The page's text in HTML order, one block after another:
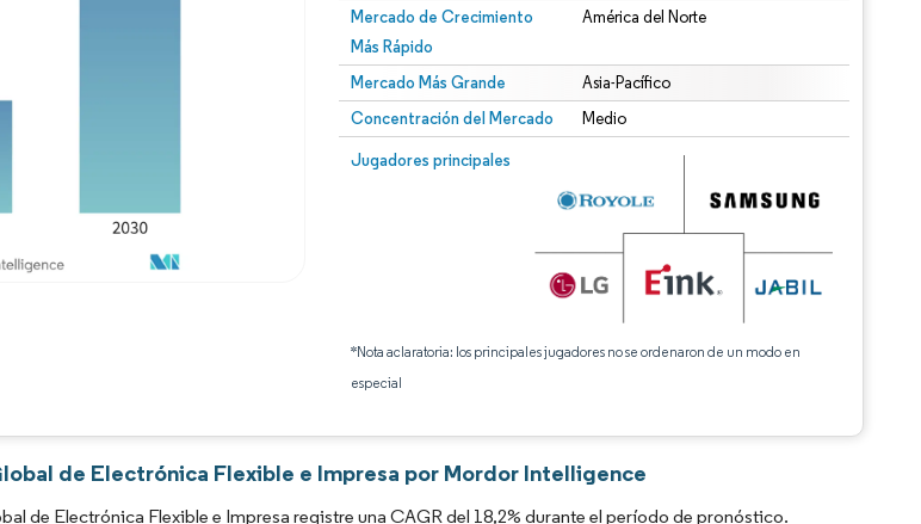
Mercado de Crecimiento
Más Rápido
América del Norte
Mercado Más Grande Asia-Pacífico
Concentración del Mercado Medio
Jugadores principales
*Nota aclaratoria: los principales jugadores no se ordenaron de un modo en
especial
de Electrónica Flexible e Impresa por Mordor Intelligence
de Electrónica Flexible e Impresa registre una CAGR del 18,2% durante el período de pronóstico.